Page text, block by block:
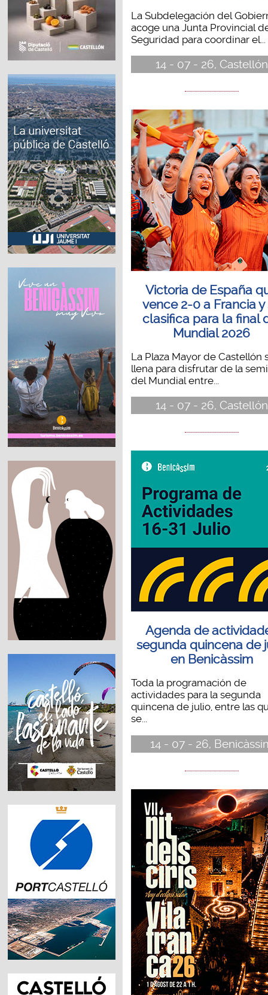
La Subdelegación del
acoge una Junta Provincial
Seguridad para coordinar el...
14 - 07 - 26, Castellón
Victoria de España
vence 2-0 a Francia y
clasifica para la final
Mundial 2026
La Plaza Mayor de Castellón
llena para disfrutar de la
del Mundial entre...
14 - 07 - 26, Castellón
Agenda de
segunda quincena de
en Benicàssim
Toda la programación de
actividades para la segunda
quincena de julio, entre las
se...
14 - 07 - 26,